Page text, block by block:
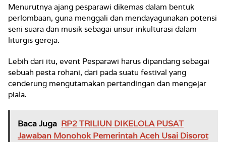
Menurutnya ajang pesparawi dikemas dalam bentuk
perlombaan, guna menggali dan mendayagunakan potensi
seni suara dan musik sebagai unsur inkulturasi dalam
liturgis gereja.
Lebih dari itu, event Pesparawi harus dipandang sebagai
sebuah pesta rohani, dari pada suatu festival yang
cenderung mengutamakan pertandingan dan mengejar
piala.
Baca Juga RP2 TRILIUN DIKELOLA PUSAT
Jawaban Monohok Pemerintah Aceh Usai Disorot